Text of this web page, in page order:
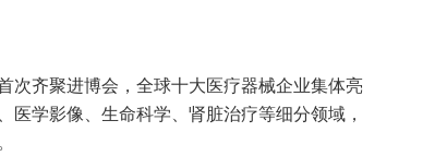
次齐聚进博会，全球十大医疗器械企业集体亮
学影像、生命科学、肾脏治疗等细分领域，